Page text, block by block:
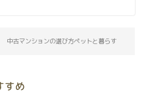
中古マンションの選び方ペットと暮らす
すめ